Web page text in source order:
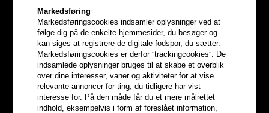
Markedsføring
Markedsføringscookies indsamler oplysninger ved at
følge dig på de enkelte hjemmesider, du besøger og
kan siges at registrere de digitale fodspor, du sætter.
Markedsføringscookies er derfor ”trackingcookies”. De
indsamlede oplysninger bruges til at skabe et overblik
over dine interesser, vaner og aktiviteter for at vise
relevante annoncer for ting, du tidligere har vist
interesse for. På den måde får du et mere målrettet
indhold, eksempelvis i form af foreslået information,
Optjen5% bonuskronerpå
hele din ordre